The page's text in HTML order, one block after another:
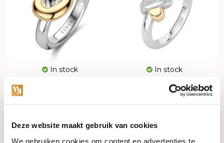
Deze website maakt gebruik van cookies
We gebruiken cookies om content en advertenties te
In stock
TIRISI Moda Ring Back to
€449,00
In stock
TIRISI Moda Ring Kisses Mini
€239,00